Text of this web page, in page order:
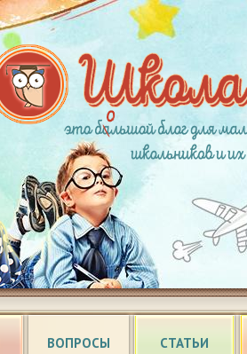
ВОПРОСЫ СТАТЬИ